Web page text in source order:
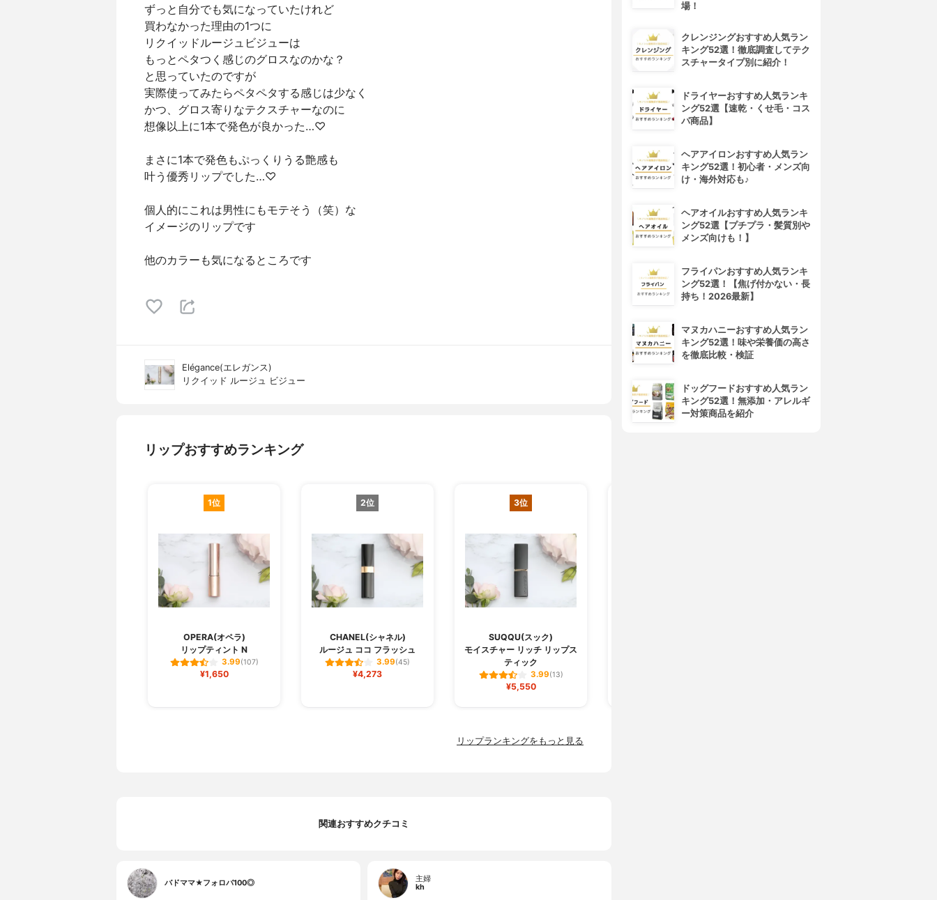
ずっと自分でも気になっていたけれど
買わなかった理由の1つに
リクイッドルージュビジューは
もっとペタつく感じのグロスなのかな？
と思っていたのですが
実際使ってみたらペタペタする感じは少なく
かつ、グロス寄りなテクスチャーなのに
想像以上に1本で発色が良かった…♡
まさに1本で発色もぷっくりうる艶感も
叶う優秀リップでした…♡
個人的にこれは男性にもモテそう（笑）な
イメージのリップです
他のカラーも気になるところです
Elégance(エレガンス)
リクイッド ルージュ ビジュー
リップおすすめランキング
1位
OPERA(オペラ)
リップティント N
3.99(107)
¥1,650
2位
CHANEL(シャネル)
ルージュ ココ フラッシュ
3.99(45)
¥4,273
3位
SUQQU(スック)
モイスチャー リッチ リップス
ティック
3.99(13)
¥5,550
リップランキングをもっと見る
関連おすすめクチコミ
バドママ★フォロバ100◎
主婦
kh
場！
クレンジングおすすめ人気ラン
キング52選！徹底調査してテク
スチャータイプ別に紹介！
ドライヤーおすすめ人気ランキ
ング52選【速乾・くせ毛・コス
パ商品】
ヘアアイロンおすすめ人気ラン
キング52選！初心者・メンズ向
け・海外対応も♪
ヘアオイルおすすめ人気ランキ
ング52選【プチプラ・髪質別や
メンズ向けも！】
フライパンおすすめ人気ランキ
ング52選！【焦げ付かない・長
持ち！2026最新】
マヌカハニーおすすめ人気ラン
キング52選！味や栄養価の高さ
を徹底比較・検証
ドッグフードおすすめ人気ラン
キング52選！無添加・アレルギ
ー対策商品を紹介